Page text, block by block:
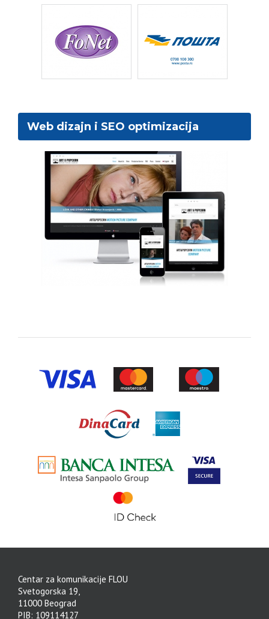
Web dizajn i SEO optimizacija
Centar za komunikacije FLOU
Svetogorska 19,
11000 Beograd
PIB: 109114127